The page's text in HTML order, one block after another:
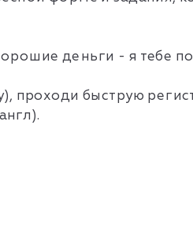
деньги - я тебе
проходи быструю